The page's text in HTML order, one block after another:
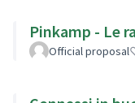
Pinkamp - Le
Official proposal